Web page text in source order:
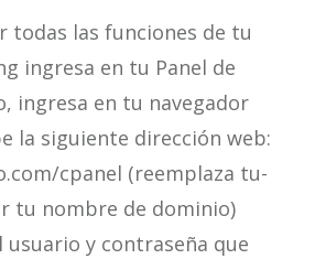
todas las funciones de tu
ingresa en tu Panel de
ingresa en tu navegador
la siguiente dirección web:
cpanel (reemplaza tu-
tu nombre de dominio)
usuario y contraseña que